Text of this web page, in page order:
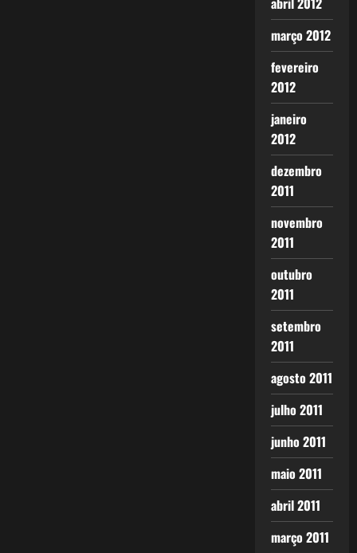
março 2012
fevereiro
2012
janeiro
2012
dezembro
2011
novembro
2011
outubro
2011
setembro
2011
agosto 2011
julho 2011
junho 2011
maio 2011
abril 2011
março 2011